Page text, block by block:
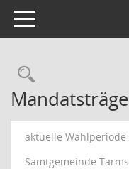
Toggle navigation
aktuelle Wahlperiode
Samtgemeinde